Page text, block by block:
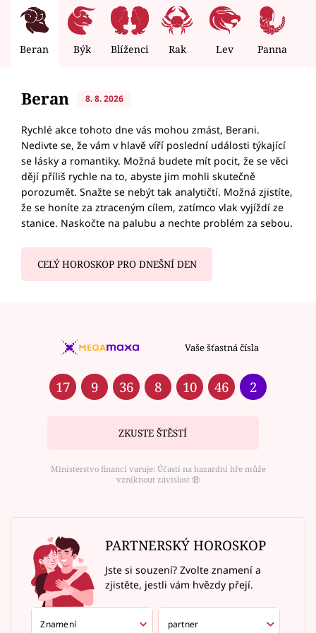
Beran Býk Blíženci Rak Lev Panna
Beran 8. 8. 2026
Rychlé akce tohoto dne vás mohou zmást, Berani.
Nedivte se, že vám v hlavě víří poslední události týkající
se lásky a romantiky. Možná budete mít pocit, že se věci
dějí příliš rychle na to, abyste jim mohli skutečně
porozumět. Snažte se nebýt tak analytičtí. Možná zjistíte,
že se honíte za ztraceným cílem, zatímco vlak vyjíždí ze
stanice. Naskočte na palubu a nechte problém za sebou.
CELÝ HOROSKOP PRO DNEŠNÍ DEN
Vaše šťastná čísla
17 9 36 8 10 46 2
ZKUSTE ŠTĚSTÍ
Ministerstvo financí varuje: Účastí na hazardní hře může
vzniknout závislost ⑱
PARTNERSKÝ HOROSKOP
Jste si souzení? Zvolte znamení a
zjistěte, jestli vám hvězdy přejí.